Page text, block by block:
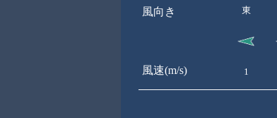
風向き
風速(m/s)
東
1